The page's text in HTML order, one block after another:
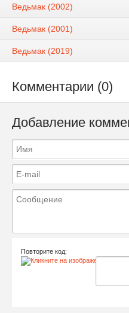
Ведьмак (2002)
Ведьмак (2001)
Ведьмак (2019)
Комментарии (0)
Добавление
Повторите код: